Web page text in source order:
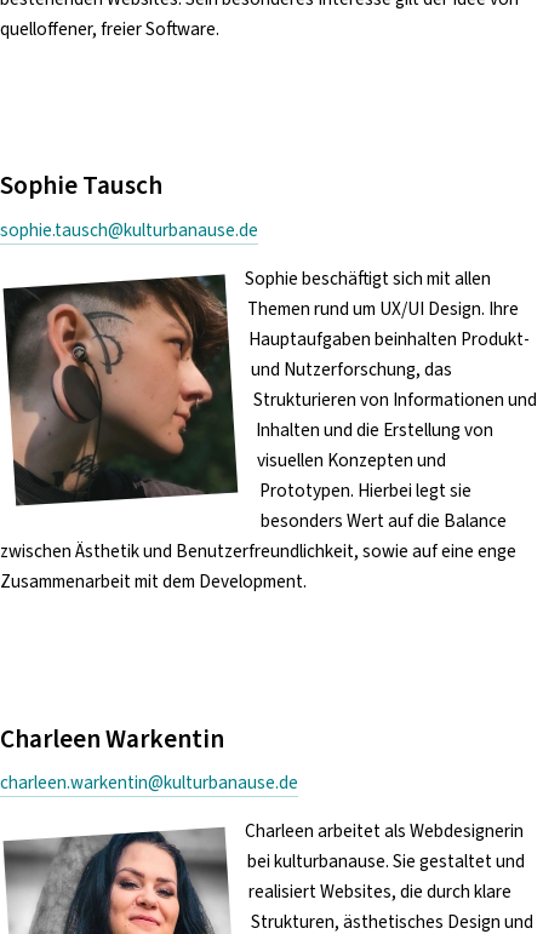
quelloffener, freier Software.
Sophie Tausch
sophie.tausch@kulturbanause.de
Sophie beschäftigt sich mit allen
Themen rund um UX/UI Design. Ihre
Hauptaufgaben beinhalten Produkt-
und Nutzerforschung, das
Strukturieren von Informationen und
Inhalten und die Erstellung von
visuellen Konzepten und
Prototypen. Hierbei legt sie
besonders Wert auf die Balance
zwischen Ästhetik und Benutzerfreundlichkeit, sowie auf eine enge
Zusammenarbeit mit dem Development.
Charleen Warkentin
charleen.warkentin@kulturbanause.de
Charleen arbeitet als Webdesignerin
bei kulturbanause. Sie gestaltet und
realisiert Websites, die durch klare
Strukturen, ästhetisches Design und